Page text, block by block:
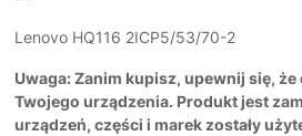
Lenovo HQ116 2ICP5/53/70-2
Uwaga: Zanim kupisz, upewnij się, że
Twojego urządzenia. Produkt jest
urządzeń, części i marek zostały